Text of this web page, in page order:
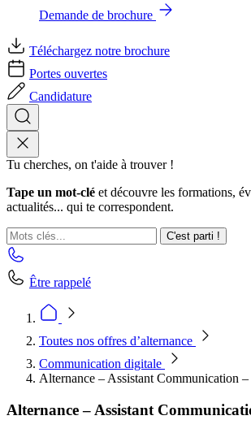
Demande de brochure
Téléchargez notre brochure
Portes ouvertes
Candidature
Tu cherches, on t'aide à trouver !
Tape un mot-clé et découvre les formations,
actualités... qui te correspondent.
C'est parti !
Être rappelé
Toutes nos offres d’alternance
Communication digitale
Alternance – Assistant Communication
Alternance – Assistant